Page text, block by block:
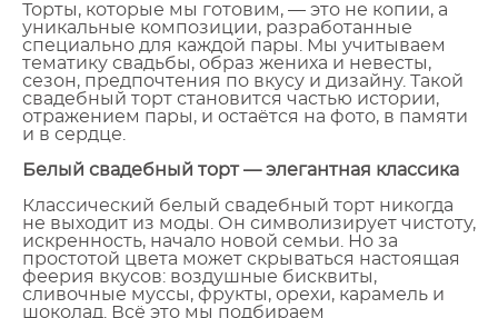
Торты, которые мы готовим, — это не копии, а
уникальные композиции, разработанные
специально для каждой пары. Мы учитываем
тематику свадьбы, образ жениха и невесты,
сезон, предпочтения по вкусу и дизайну. Такой
свадебный торт становится частью истории,
отражением пары, и остаётся на фото, в памяти
и в сердце.
Белый свадебный торт — элегантная классика
Классический белый свадебный торт никогда
не выходит из моды. Он символизирует чистоту,
искренность, начало новой семьи. Но за
простотой цвета может скрываться настоящая
феерия вкусов: воздушные бисквиты,
сливочные муссы, фрукты, орехи, карамель и
шоколад. Всё это мы подбираем